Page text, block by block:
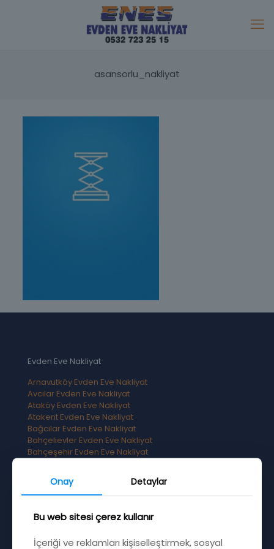
asansorlu_nakliyat
Evden Eve Nakliyat
Arnavutköy Evden Eve Nakliyat
Avcılar Evden Eve Nakliyat
Ataköy Evden Eve Nakliyat
Atakent Evden Eve Nakliyat
Bağcılar Evden Eve Nakliyat
Bahçelievler Evden Eve Nakliyat
Bahçeşehir Evden Eve Nakliyat
Başakşehir Evden Eve Nakliyat
Bayrampaşa Evden Eve Nakliyat
Beşiktaş Evden Eve Nakliyat
Beylikdüzü Evden Eve Nakliyat
Onay Detaylar
Bu web sitesi çerez kullanır
İçeriği ve reklamları kişiselleştirmek, sosyal